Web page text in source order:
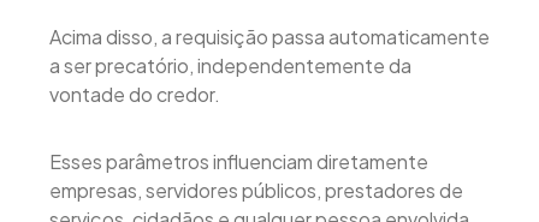
Acima disso, a requisição passa automaticamente
a ser precatório, independentemente da
vontade do credor.
Esses parâmetros influenciam diretamente
empresas, servidores públicos, prestadores de